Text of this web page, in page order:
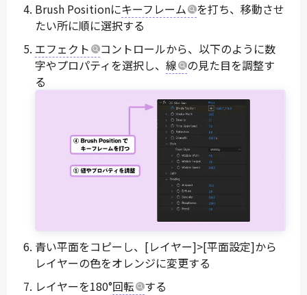
Brush Positionにキーフレーム
を打ち、移動させ
たい所に順に選択する
エフェクト
コントロールから、以下のように数
字やプロパティを選択し、線
の見た目を調整す
る
青い平面をコピーし、[レイヤー]>[平面設定]から
レイヤーの色をオレンジに変更する
レイヤーを180°回転
する